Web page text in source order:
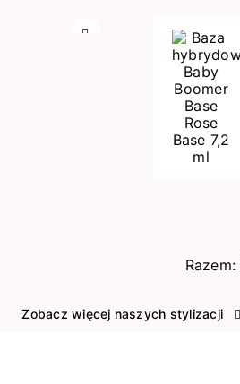
Razem:
Zobacz więcej naszych stylizacji